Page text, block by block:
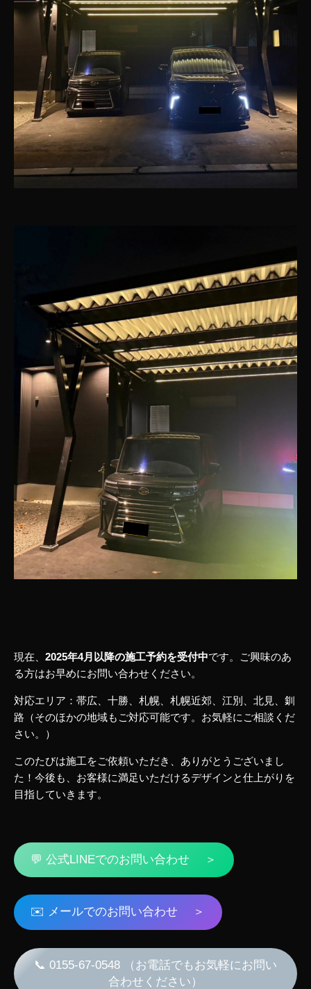
現在、 2025年4月以降の施工予約を受付中です。ご興味のあ
る方はお早めにお問い合わせください。
対応エリア：帯広、十勝、札幌、札幌近郊、江別、北見、釧
路（そのほかの地域もご対応可能です。お気軽にご相談くだ
さい。）
このたびは施工をご依頼いただき、ありがとうございまし
た！今後も、お客様に満足いただけるデザインと仕上がりを
目指していきます。
💬 公式LINEでのお問い合わせ ＞
✉️ メールでのお問い合わせ ＞
📞 0155-67-0548 （お電話でもお気軽にお問い
合わせください）